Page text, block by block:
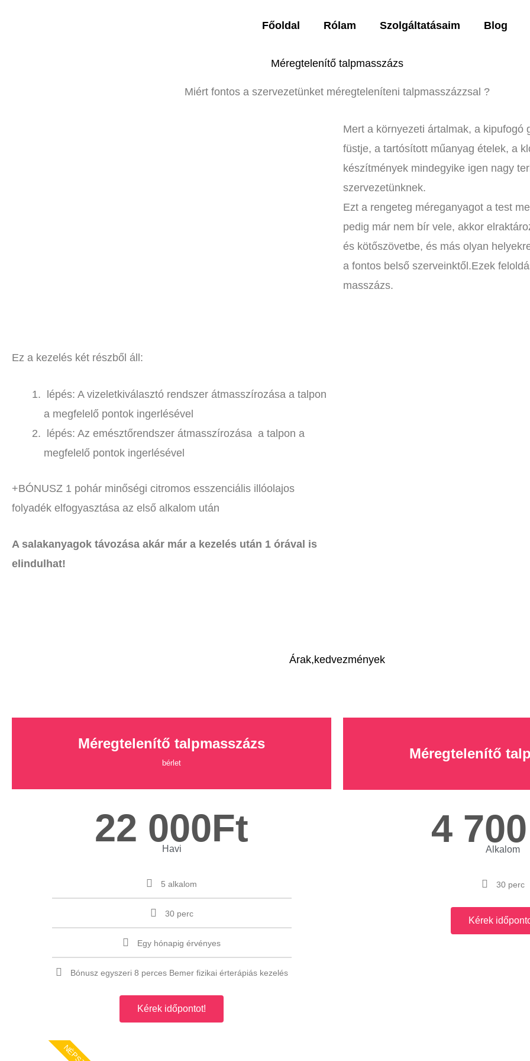
Főoldal Rólam Szolgáltatásaim Blog
Méregtelenítő talpmasszázs
Miért fontos a szervezetünket méregteleníteni talpmasszázzsal ?
Mert a környezeti ártalmak, a kipufogó
füstje, a tartósított műanyag ételek, a
készítmények mindegyike igen nagy
szervezetünknek.
Ezt a rengeteg méreganyagot a test
pedig már nem bír vele, akkor
és kötőszövetbe, és más olyan
a fontos belső szerveinktől.Ezek
masszázs.
Ez a kezelés két részből áll:
lépés: A vizeletkiválasztó rendszer átmasszírozása a talpon
a megfelelő pontok ingerlésével
lépés: Az emésztőrendszer átmasszírozása a talpon a
megfelelő pontok ingerlésével
+BÓNUSZ 1 pohár minőségi citromos esszenciális illóolajos
folyadék elfogyasztása az első alkalom után
A salakanyagok távozása akár már a kezelés után 1 órával is
elindulhat!
Árak,kedvezmények
Méregtelenítő talpmasszázs
bérlet
22 000Ft
Havi
5 alkalom
30 perc
Egy hónapig érvényes
Bónusz egyszeri 8 perces Bemer fizikai érterápiás kezelés
Kérek időpontot!
Méregtelenítő
4 Alkalom
30 perc
Kérek